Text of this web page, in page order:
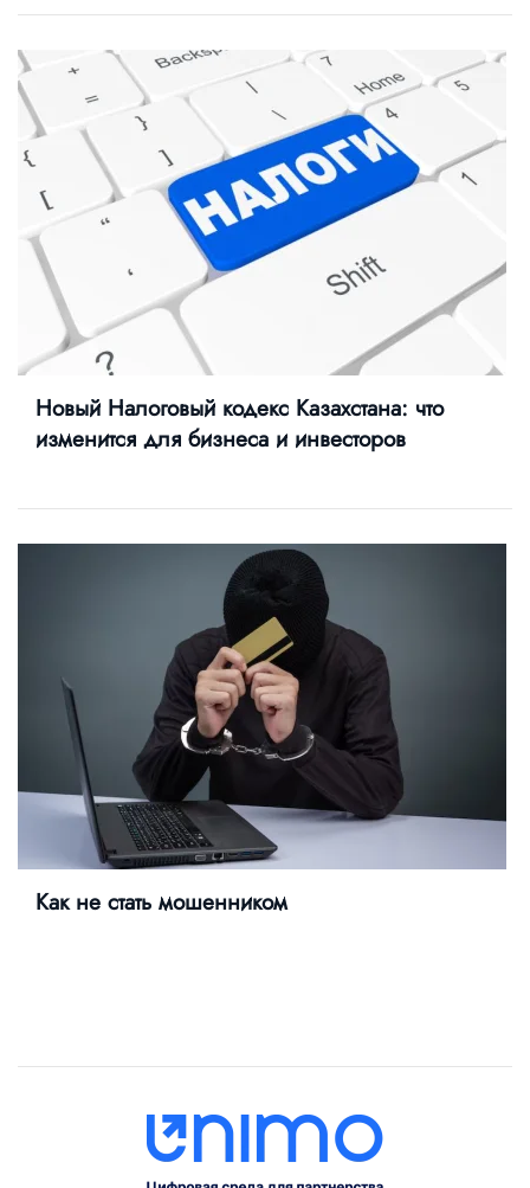
Новый Налоговый кодекс Казахстана: что
изменится для бизнеса и инвесторов
Как не стать мошенником